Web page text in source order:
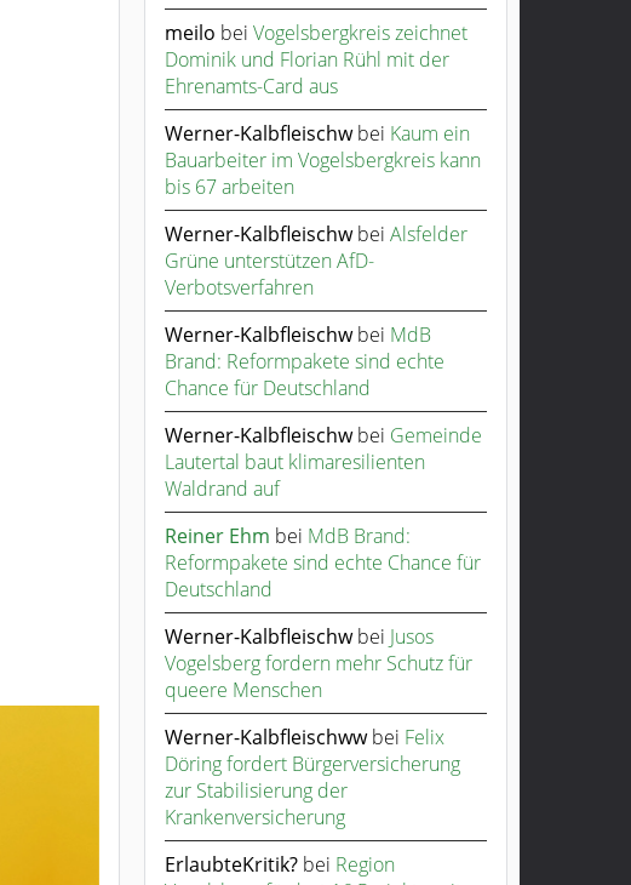
meilo bei Vogelsbergkreis zeichnet
Dominik und Florian Rühl mit der
Ehrenamts-Card aus
Werner-Kalbfleischwbei Kaum ein
Bauarbeiter im Vogelsbergkreis kann
bis 67 arbeiten
Werner-Kalbfleischwbei Alsfelder
Grüne unterstützen AfD-
Verbotsverfahren
Werner-Kalbfleischwbei MdB
Brand: Reformpakete sind echte
Chance für Deutschland
Werner-Kalbfleischwbei Gemeinde
Lautertal baut klimaresilienten
Waldrand auf
Reiner Ehm bei MdB Brand:
Reformpakete sind echte Chance für
Deutschland
Werner-Kalbfleischwbei Jusos
Vogelsberg fordern mehr Schutz für
queere Menschen
Werner-Kalbfleischwwbei Felix
Döring fordert Bürgerversicherung
zur Stabilisierung der
Krankenversicherung
ErlaubteKritik? bei Region